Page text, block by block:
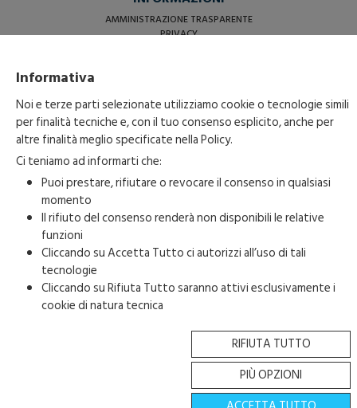
Informativa
Noi e terze parti selezionate utilizziamo cookie o tecnologie simili
per finalità tecniche e, con il tuo consenso esplicito, anche per
altre finalità meglio specificate nellaPolicy.
Ci teniamo ad informarti che:
Puoi prestare, rifiutare o revocare il consenso in qualsiasi
momento
Il rifiuto del consenso renderà non disponibili le relative
funzioni
Cliccando su Accetta Tutto ci autorizzi all’uso di tali
tecnologie
Cliccando su Rifiuta Tutto saranno attivi esclusivamente i
cookie di natura tecnica
RIFIUTA TUTTO
PIÙ OPZIONI
AMMINISTRAZIONE TRASPARENTE
PRIVACY
Copyright 2023-2026 © • Fondazione Carnevale di Acireale • All Right
Reserved • P.IVA. 04835980873